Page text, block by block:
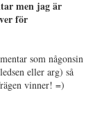
men jag är
för
som någonsin
eller arg) så
vinner! =)